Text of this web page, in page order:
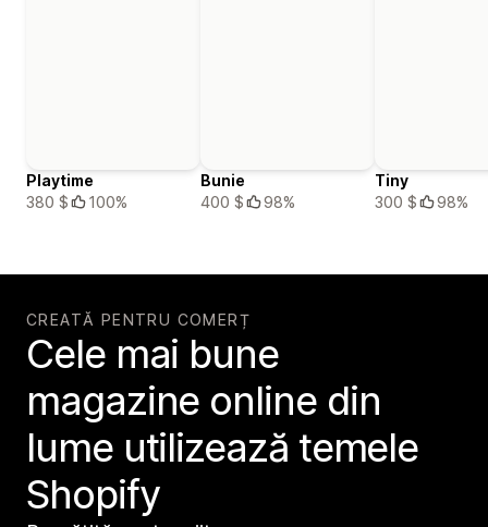
Playtime
380 $
100%
Bunie
400 $
98%
Tiny
300 $
98%
CREATĂ PENTRU COMERȚ
Cele mai bune
magazine online din
lume utilizează temele
Shopify